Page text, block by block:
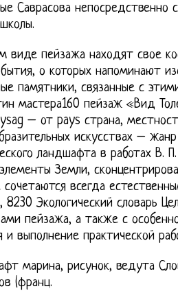
Саврасова непосредственно
виде пейзажа находят свое
о которых напоминают
памятники, связанные с
мастера160 пейзаж «Вид
– от pays страна,
искусствах –
ландшафта в работах В.
Земли,
всегда
Экологический словарь
пейзажа, а также с
и выполнение практической
марина, рисунок, ведута
(франц.